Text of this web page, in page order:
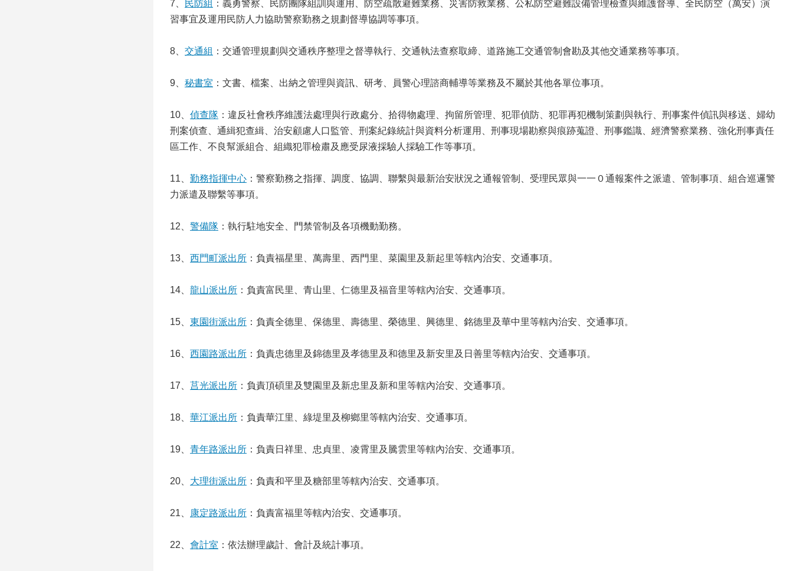
7、 民防組 ：義勇警察、民防團隊組訓與運用、防空疏散避難業務、災害防救業務、公私防空避難設備管理檢查與維護督導、全民防空（萬安）演
習事宜及運用民防人力協助警察勤務之規劃督導協調等事項。
8、 交通組 ：交通管理規劃與交通秩序整理之督導執行、交通執法查察取締、道路施工交通管制會勘及其他交通業務等事項。
9、 秘書室 ：文書、檔案、出納之管理與資訊、研考、員警心理諮商輔導等業務及不屬於其他各單位事項。
10、 偵查隊 ：違反社會秩序維護法處理與行政處分、拾得物處理、拘留所管理、犯罪偵防、犯罪再犯機制策劃與執行、刑事案件偵訊與移送、婦幼
刑案偵查、通緝犯查緝、治安顧慮人口監管、刑案紀錄統計與資料分析運用、刑事現場勘察與痕跡蒐證、刑事鑑識、經濟警察業務、強化刑事責任
區工作、不良幫派組合、組織犯罪檢肅及應受尿液採驗人採驗工作等事項。
11、 勤務指揮中心 ：警察勤務之指揮、調度、協調、聯繫與最新治安狀況之通報管制、受理民眾與一一０通報案件之派遣、管制事項、組合巡邏警
力派遣及聯繫等事項。
12、 警備隊 ：執行駐地安全、門禁管制及各項機動勤務。
13、 西門町派出所 ：負責福星里、萬壽里、西門里、菜園里及新起里等轄內治安、交通事項。
14、 龍山派出所 ：負責富民里、青山里、仁德里及福音里等轄內治安、交通事項。
15、 東園街派出所 ：負責全德里、保德里、壽德里、榮德里、興德里、銘德里及華中里等轄內治安、交通事項。
16、 西園路派出所 ：負責忠德里及錦德里及孝德里及和德里及新安里及日善里等轄內治安、交通事項。
17、 莒光派出所 ：負責頂碩里及雙園里及新忠里及新和里等轄內治安、交通事項。
18、 華江派出所 ：負責華江里、綠堤里及柳鄉里等轄內治安、交通事項。
19、 青年路派出所 ：負責日祥里、忠貞里、凌霄里及騰雲里等轄內治安、交通事項。
20、 大理街派出所 ：負責和平里及糖部里等轄內治安、交通事項。
21、 康定路派出所 ：負責富福里等轄內治安、交通事項。
22、 會計室 ：依法辦理歲計、會計及統計事項。